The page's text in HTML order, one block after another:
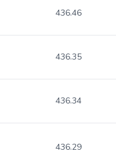
436.46
436.35
436.34
436.29